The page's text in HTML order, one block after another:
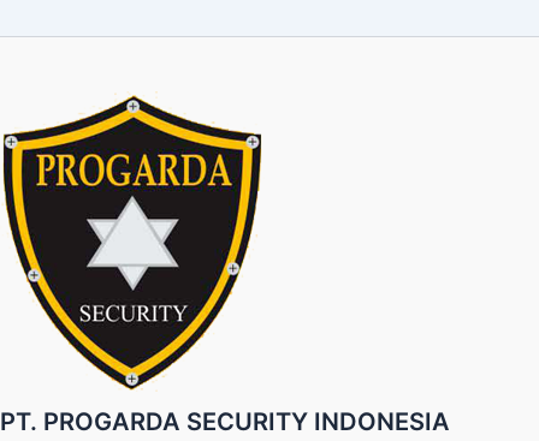
PT. PROGARDA SECURITY INDONESIA